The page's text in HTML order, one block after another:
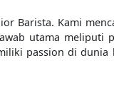
Barista. Kami
utama meliputi
passion di